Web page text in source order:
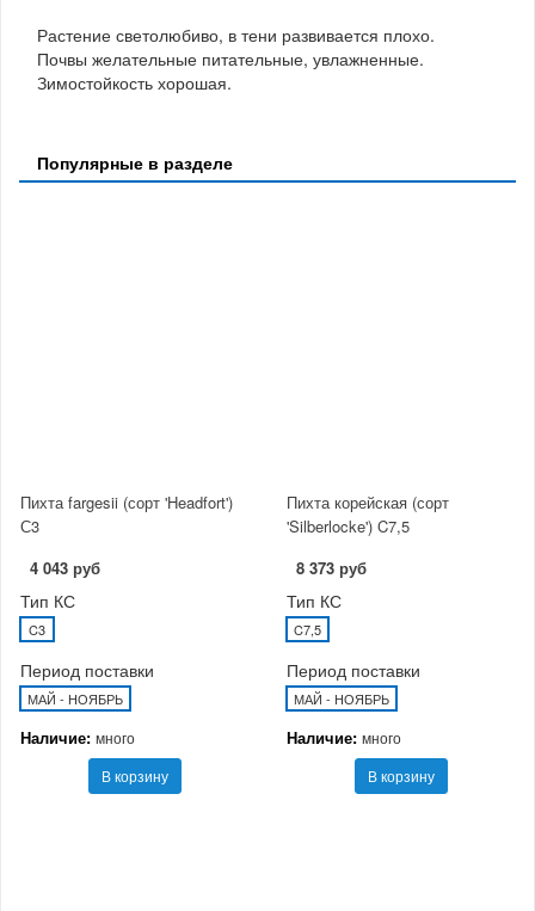
Растение светолюбиво, в тени развивается плохо.
Почвы желательные питательные, увлажненные.
Зимостойкость хорошая.
Популярные в разделе
Пихта fargesii (сорт 'Headfort')
С3
4 043 руб
Тип КС
C3
Период поставки
МАЙ - НОЯБРЬ
Наличие: много
В корзину
Пихта корейская (сорт
'Silberlocke') C7,5
8 373 руб
Тип КС
C7,5
Период поставки
МАЙ - НОЯБРЬ
Наличие: много
В корзину